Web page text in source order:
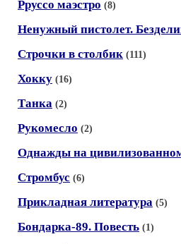
Рруссо маэстро (8)
Ненужный пистолет.
Строчки в столбик (111)
Хокку (16)
Танка (2)
Рукомесло (2)
Однажды на
Стромбус (6)
Прикладная литература (5)
Бондарка-89. Повесть (1)